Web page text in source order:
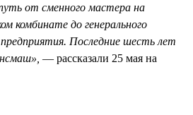
от сменного мастера на
комбинате до генерального
Последние шесть лет
— рассказали 25 мая на